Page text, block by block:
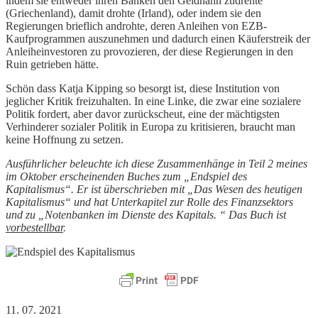
(Griechenland), damit drohte (Irland), oder indem sie den
Regierungen brieflich androhte, deren Anleihen von EZB-
Kaufprogrammen auszunehmen und dadurch einen Käuferstreik der
Anleiheinvestoren zu provozieren, der diese Regierungen in den
Ruin getrieben hätte.
Schön dass Katja Kipping so besorgt ist, diese Institution von
jeglicher Kritik freizuhalten. In eine Linke, die zwar eine sozialere
Politik fordert, aber davor zurückscheut, eine der mächtigsten
Verhinderer sozialer Politik in Europa zu kritisieren, braucht man
keine Hoffnung zu setzen.
Ausführlicher beleuchte ich diese Zusammenhänge in Teil 2 meines
im Oktober erscheinenden Buches zum „Endspiel des
Kapitalismus“. Er ist überschrieben mit „Das Wesen des heutigen
Kapitalismus“ und hat Unterkapitel zur Rolle des Finanzsektors
und zu „Notenbanken im Dienste des Kapitals. “ Das Buch ist
vorbestellbar.
11. 07. 2021